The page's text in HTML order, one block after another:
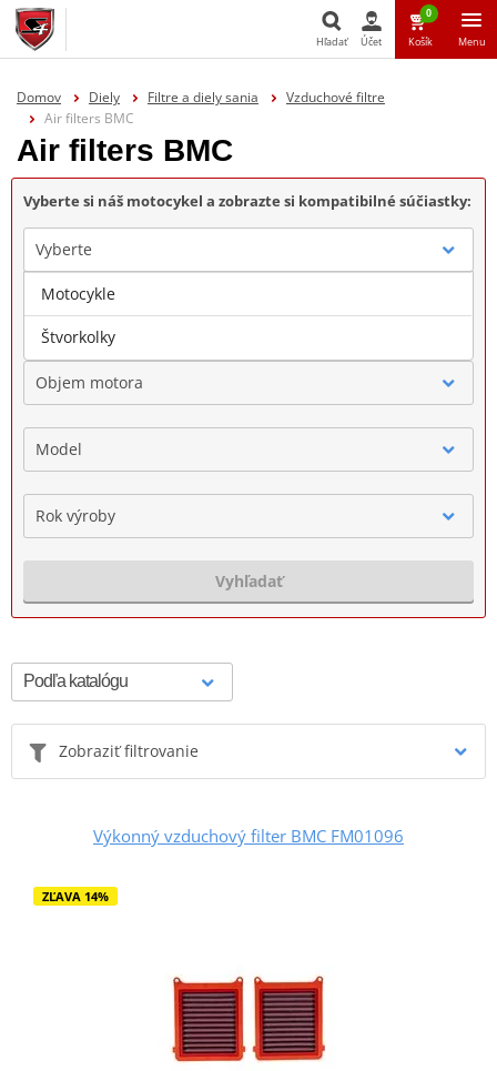
Hľadať Účet
0
Košík Menu
Domov Diely Filtre a diely sania
Vzduchové filtre
Air filters BMC
Air filters BMC
Vyberte si náš motocykel a zobrazte si kompatibilné súčiastky:
Vyberte
Značka
Objem motora
Model
Rok výroby
Vyhľadať
Zobraziť filtrovanie
Výkonný vzduchový filter BMC FM01096
ZĽAVA 14%
Motocykle
Štvorkolky